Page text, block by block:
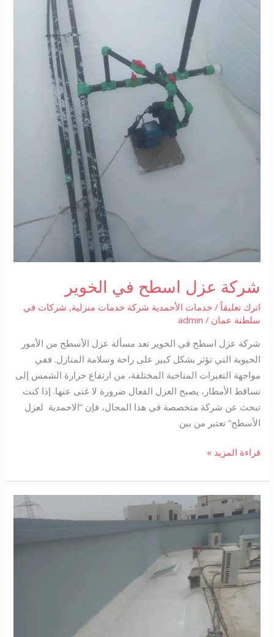
شركة عزل اسطح في الخوير
اترك تعليقاً / خدمات الأحمدية شركة خدمات منزلية, شركات في
سلطنة عمان /
admin
شركة عزل اسطح في الخوير تعد مسألة عزل الأسطح من الأمور
الحيوية التي تؤثر بشكل كبير على راحة وسلامة المنازل. ففي
مواجهة التغيرات المناخية المختلفة، من ارتفاع حرارة الشمس إلى
تساقط الأمطار، يصبح العزل الفعال ضرورة لا غنى عنها. إذا كنت
تبحث عن شركة متخصصة في هذا المجال، فإن “الاحمدية لعزل
الأسطح” تعتبر من بين
شركة
اسطح
في
الخوير
قراءة المزيد »